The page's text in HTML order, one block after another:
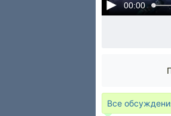
00:00
Все